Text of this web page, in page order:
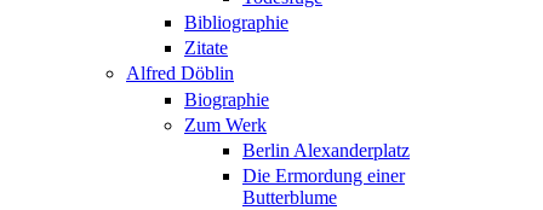
Bibliographie
Zitate
Alfred Döblin
Biographie
Zum Werk
Berlin Alexanderplatz
Die Ermordung einer
Butterblume